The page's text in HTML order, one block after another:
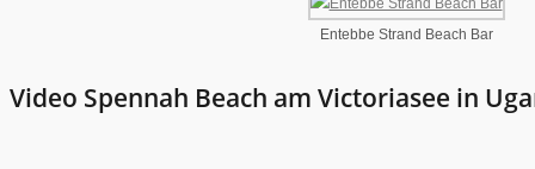
Entebbe Strand Beach Bar
Video Spennah Beach am Victoriasee in